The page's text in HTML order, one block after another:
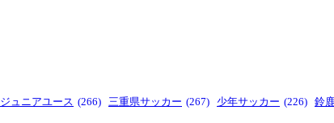
ジュニアユース (266) 三重県サッカー (267) 少年サッカー (226) 鈴